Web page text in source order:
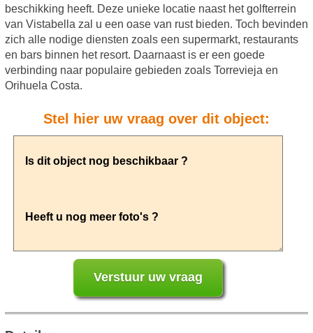
beschikking heeft. Deze unieke locatie naast het golfterrein
van Vistabella zal u een oase van rust bieden. Toch bevinden
zich alle nodige diensten zoals een supermarkt, restaurants
en bars binnen het resort. Daarnaast is er een goede
verbinding naar populaire gebieden zoals Torrevieja en
Orihuela Costa.
Stel hier uw vraag over dit object: